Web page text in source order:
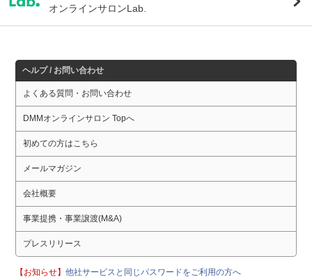
オンラインサロンLab.
ヘルプ / お問い合わせ
よくある質問・お問い合わせ
DMMオンラインサロン Topへ
初めての方はこちら
メールマガジン
会社概要
事業提携・事業譲渡(M&A)
プレスリリース
【お知らせ】他社サービスと同じパスワードをご利用の方へ